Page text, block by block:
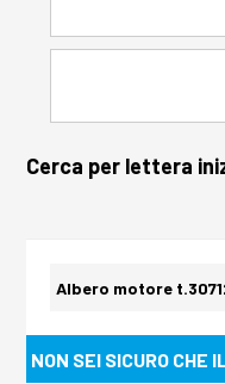
Cerca per lettera
Albero motore
NON SEI SICURO CHE